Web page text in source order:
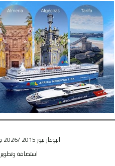
البوغاز نيوز 2015 /2026 جميع الحقوق محفوظة.
استضافة وتطوير